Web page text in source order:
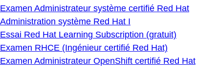
Examen Administrateur système certifié Red Hat
Administration système Red Hat I
Essai Red Hat Learning Subscription (gratuit)
Examen RHCE (Ingénieur certifié Red Hat)
Examen Administrateur OpenShift certifié Red Hat